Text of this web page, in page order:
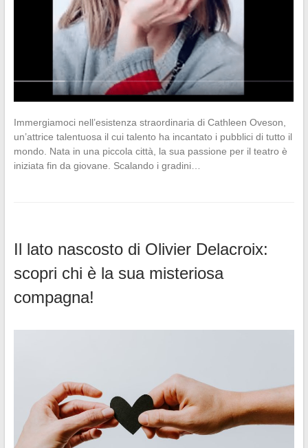
Immergiamoci nell’esistenza straordinaria di Cathleen Oveson,
un’attrice talentuosa il cui talento ha incantato i pubblici di tutto il
mondo. Nata in una piccola città, la sua passione per il teatro è
iniziata fin da giovane. Scalando i gradini…
Il lato nascosto di Olivier Delacroix:
scopri chi è la sua misteriosa
compagna!